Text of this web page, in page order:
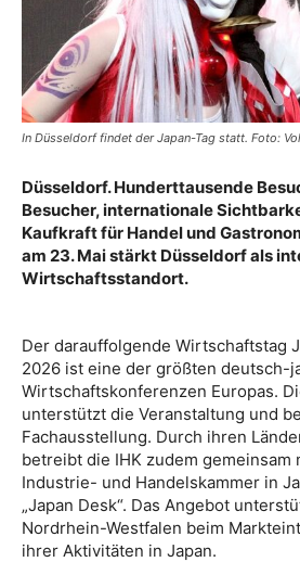
In Düsseldorf findet der Japan-Tag statt. Foto:
Düsseldorf. Hunderttausende
Besucher, internationale
Kaufkraft für Handel und
am 23. Mai stärkt Düsseldorf als
Wirtschaftsstandort.
Der darauffolgende Wirtschaftstag
2026 ist eine der größten deutsch-
Wirtschaftskonferenzen Europas.
unterstützt die Veranstaltung und
Fachausstellung. Durch ihren
betreibt die IHK zudem gemeinsam
Industrie- und Handelskammer in
„Japan Desk“. Das Angebot
Nordrhein-Westfalen beim
ihrer Aktivitäten in Japan.